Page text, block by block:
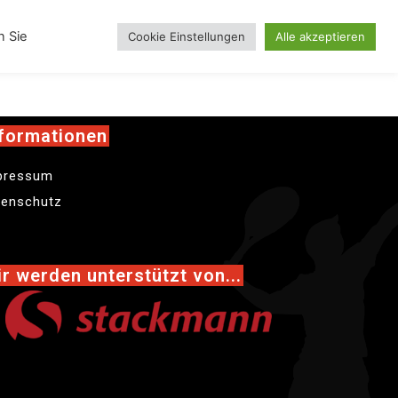
werden unterstützt von...
Sie
Cookie Einstellungen Alle akzeptieren